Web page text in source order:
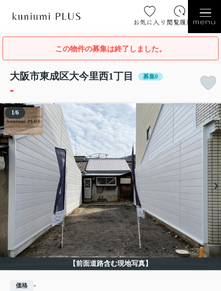
お気に入り 閲覧履歴 menu
この物件の募集は終了しました。
大阪市東成区大今里西1丁目 募集0
-
【前面道路含む現地写真】
1/6
価格 -